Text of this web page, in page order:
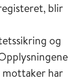
blir
og
mottaker har